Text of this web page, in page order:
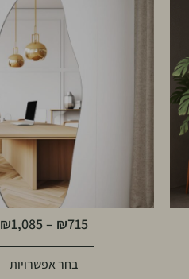
₪715
–
₪1,085
בחר אפשרויות